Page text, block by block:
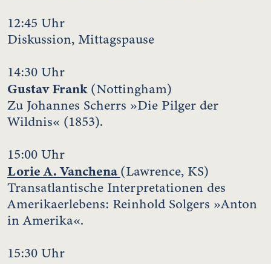
12:45 Uhr
Diskussion, Mittagspause
14:30 Uhr
Gustav Frank(Nottingham)
Zu Johannes Scherrs »Die Pilger der
Wildnis« (1853).
15:00 Uhr
Lorie A. Vanchena (Lawrence, KS)
Transatlantische Interpretationen des
Amerikaerlebens: Reinhold Solgers »Anton
in Amerika«.
15:30 Uhr